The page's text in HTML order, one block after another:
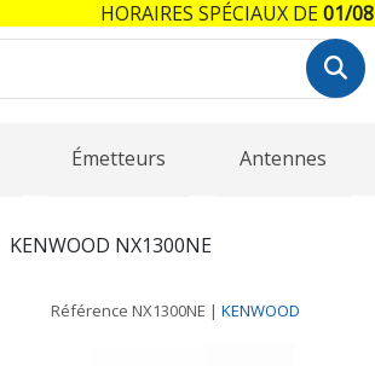
Émetteurs Antennes
KENWOOD NX1300NE
Référence NX1300NE | KENWOOD
HORAIRES SPÉCIAUX DE01/08